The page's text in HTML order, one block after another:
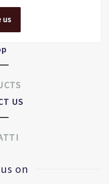
us
US
on